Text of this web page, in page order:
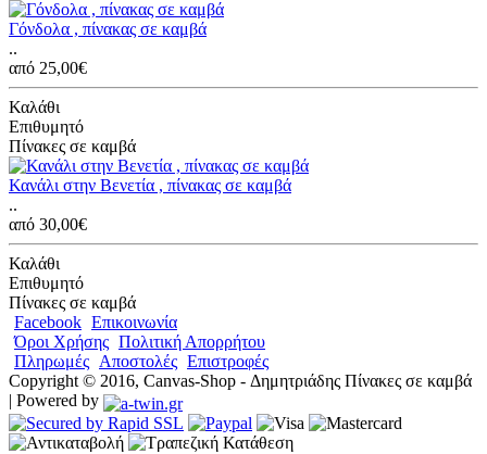
Γόνδολα , πίνακας σε καμβά
..
από 25,00€
Καλάθι
Επιθυμητό
Πίνακες σε καμβά
Κανάλι στην Βενετία , πίνακας σε καμβά
..
από 30,00€
Καλάθι
Επιθυμητό
Πίνακες σε καμβά
Facebook Επικοινωνία
Όροι Χρήσης Πολιτική Απορρήτου
Πληρωμές Αποστολές Επιστροφές
Copyright © 2016, Canvas-Shop - Δημητριάδης Πίνακες σε καμβά
| Powered by